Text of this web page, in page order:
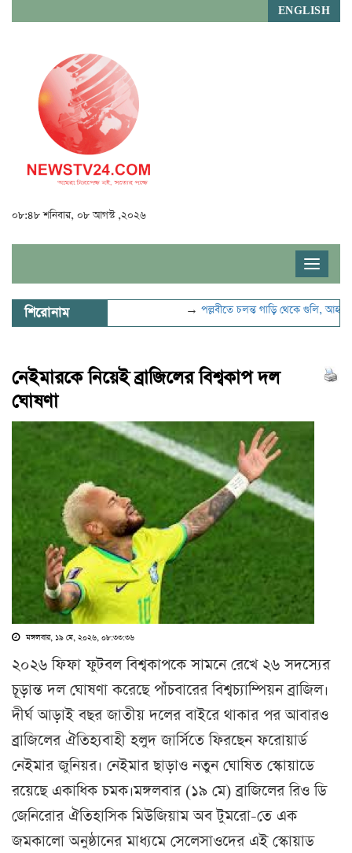
ENGLISH
০৮:৪৮ শনিবার, ০৮ আগস্ট ,২০২৬
Toggle
শিরোনাম পল্লবীতে চলন্ত গাড়ি থেকে গুলি, আহত ২
নেইমারকে নিয়েই ব্রাজিলের বিশ্বকাপ দল
ঘোষণা
মঙ্গলবার, ১৯ মে, ২০২৬, ০৮:৩৩:৩৬
২০২৬ ফিফা ফুটবল বিশ্বকাপকে সামনে রেখে ২৬ সদস্যের
চূড়ান্ত দল ঘোষণা করেছে পাঁচবারের বিশ্বচ্যাম্পিয়ন ব্রাজিল।
দীর্ঘ আড়াই বছর জাতীয় দলের বাইরে থাকার পর আবারও
ব্রাজিলের ঐতিহ্যবাহী হলুদ জার্সিতে ফিরছেন ফরোয়ার্ড
নেইমার জুনিয়র। নেইমার ছাড়াও নতুন ঘোষিত স্কোয়াডে
রয়েছে একাধিক চমক।মঙ্গলবার (১৯ মে) ব্রাজিলের রিও ডি
জেনিরোর ঐতিহাসিক মিউজিয়াম অব টুমরো-তে এক
জমকালো অনুষ্ঠানের মাধ্যমে সেলেসাওদের এই স্কোয়াড